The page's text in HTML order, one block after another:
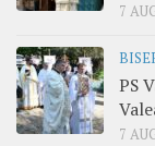
7
PS
7